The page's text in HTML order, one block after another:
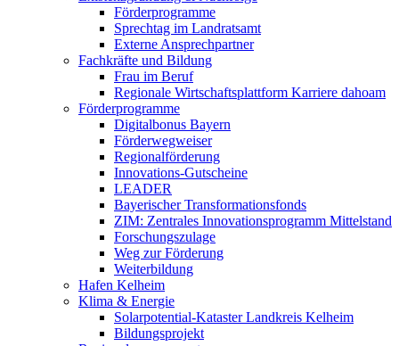
Förderprogramme
Sprechtag im Landratsamt
Externe Ansprechpartner
Fachkräfte und Bildung
Frau im Beruf
Regionale Wirtschaftsplattform Karriere dahoam
Förderprogramme
Digitalbonus Bayern
Förderwegweiser
Regionalförderung
Innovations-Gutscheine
LEADER
Bayerischer Transformationsfonds
ZIM: Zentrales Innovationsprogramm Mittelstand
Forschungszulage
Weg zur Förderung
Weiterbildung
Hafen Kelheim
Klima & Energie
Solarpotential-Kataster Landkreis Kelheim
Bildungsprojekt